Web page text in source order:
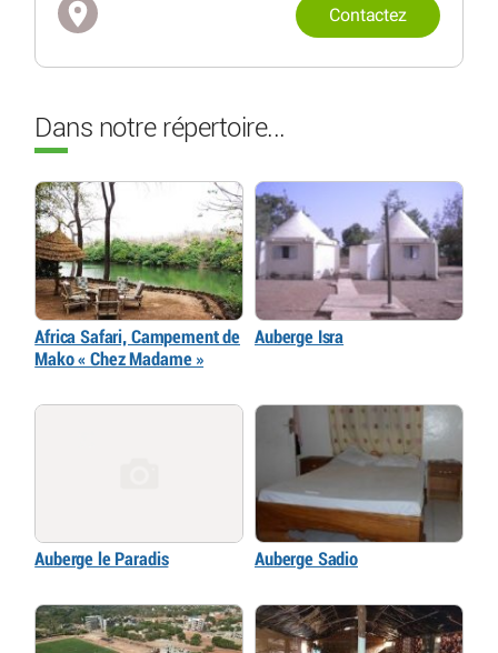
Contactez
Dans notre répertoire...
Africa Safari, Campement de
Mako « Chez Madame »
Auberge Isra
Auberge le Paradis Auberge Sadio